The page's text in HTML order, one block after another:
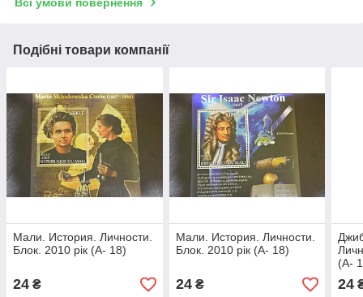
Подібні товари компанії
Мали. История. Личности.
Блок. 2010 рік (А- 18)
24 ₴
Мали. История. Личности.
Блок. 2010 рік (А- 18)
24₴
(А-
24